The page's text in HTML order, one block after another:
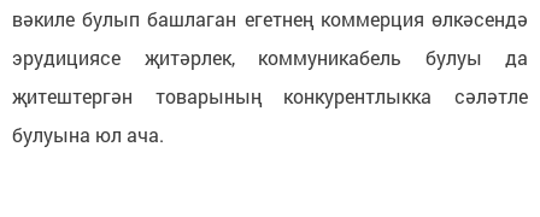
вәкиле булып башлаган егетнең коммерция өлкәсендә
эрудициясе җитәрлек, коммуникабель булуы да
җитештергән товарының конкурентлыкка сәләтле
булуына юл ача.